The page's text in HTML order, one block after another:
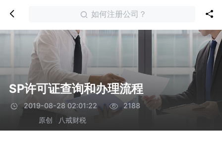
如何注册公司？
SP许可证查询和办理流程
2019-08-28 02:01:22
2188
原创
八戒财税